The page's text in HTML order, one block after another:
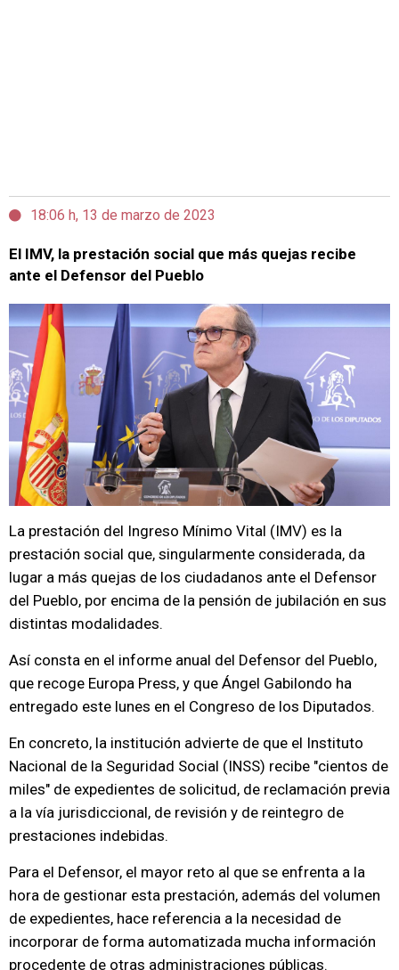
18:06 h, 13 de marzo de 2023
El IMV, la prestación social que más quejas recibe
ante el Defensor del Pueblo
La prestación del Ingreso Mínimo Vital (IMV) es la
prestación social que, singularmente considerada, da
lugar a más quejas de los ciudadanos ante el Defensor
del Pueblo, por encima de la pensión de jubilación en sus
distintas modalidades.
Así consta en el informe anual del Defensor del Pueblo,
que recoge Europa Press, y que Ángel Gabilondo ha
entregado este lunes en el Congreso de los Diputados.
En concreto, la institución advierte de que el Instituto
Nacional de la Seguridad Social (INSS) recibe "cientos de
miles" de expedientes de solicitud, de reclamación previa
a la vía jurisdiccional, de revisión y de reintegro de
prestaciones indebidas.
Para el Defensor, el mayor reto al que se enfrenta a la
hora de gestionar esta prestación, además del volumen
de expedientes, hace referencia a la necesidad de
incorporar de forma automatizada mucha información
procedente de otras administraciones públicas.